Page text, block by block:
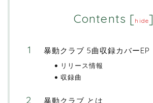
Contents [hide]
暴動クラブ 5曲収録カバーEP
リリース情報
収録曲
暴動クラブ とは